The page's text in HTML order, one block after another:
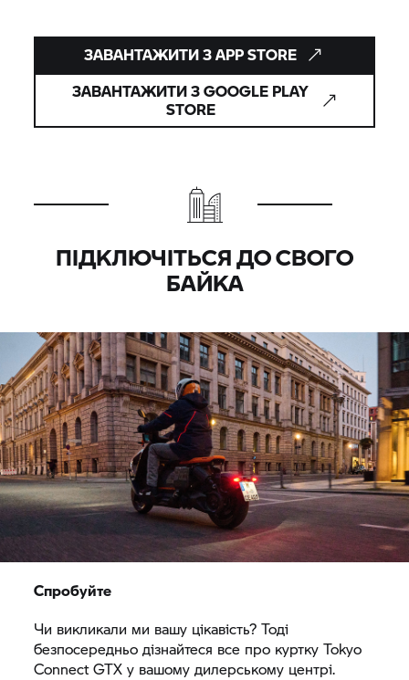
ЗАВАНТАЖИТИ З APP STORE
ЗАВАНТАЖИТИ З GOOGLE PLAY
STORE
ПІДКЛЮЧІТЬСЯ ДО СВОГО
БАЙКА
Спробуйте
Чи викликали ми вашу цікавість? Тоді
безпосередньо дізнайтеся все про куртку Tokyo
Connect GTX у вашому дилерському центрі.